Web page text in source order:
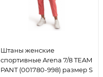
Штаны женские
спортивные Arena 7/8 TEAM
PANT (001780-998) размер S